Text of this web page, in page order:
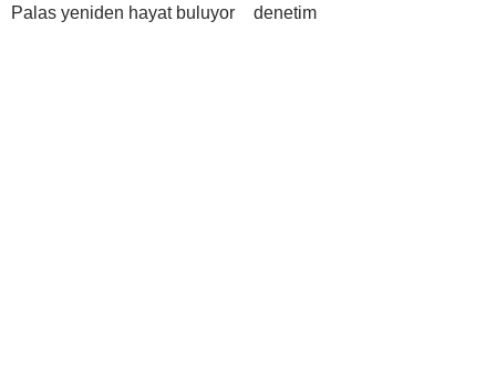
Palas yeniden hayat buluyor
denetim